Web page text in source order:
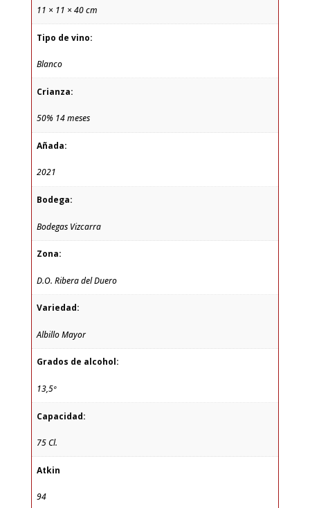
11 × 11 × 40 cm
Tipo de vino:
Blanco
Crianza:
50% 14 meses
Añada:
2021
Bodega:
Bodegas Vizcarra
Zona:
D.O. Ribera del Duero
Variedad:
Albillo Mayor
Grados de alcohol:
13,5º
Capacidad:
75 Cl.
Atkin
94